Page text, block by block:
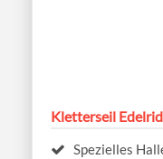
Kletterseil
Spezielles